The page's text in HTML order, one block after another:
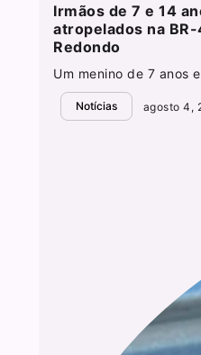
Irmãos de 7 e 14
atropelados na
Redondo
Um menino de 7 anos
Notícias agosto 4,